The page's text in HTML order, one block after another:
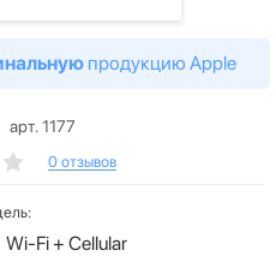
продукцию Apple
арт. 1177
0 отзывов
Wi-Fi + Cellular